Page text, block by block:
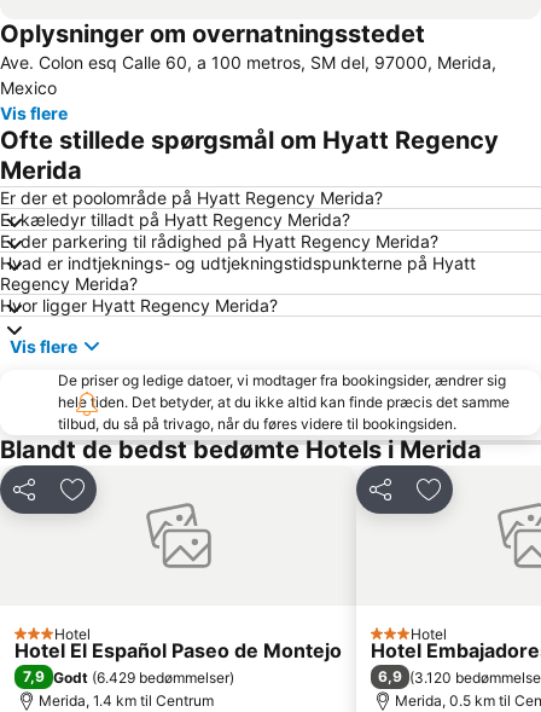
Oplysninger om overnatningsstedet
Ave. Colon esq Calle 60, a 100 metros, SM del, 97000, Merida,
Mexico
Vis flere
Ofte stillede spørgsmål om Hyatt Regency
Merida
Er der et poolområde på Hyatt Regency Merida?
Er kæledyr tilladt på Hyatt Regency Merida?
Er der parkering til rådighed på Hyatt Regency Merida?
Hvad er indtjeknings- og udtjekningstidspunkterne på Hyatt
Regency Merida?
Hvor ligger Hyatt Regency Merida?
Vis flere
De priser og ledige datoer, vi modtager fra bookingsider, ændrer sig
hele tiden. Det betyder, at du ikke altid kan finde præcis det samme
tilbud, du så på trivago, når du føres videre til bookingsiden.
Blandt de bedst bedømte Hotels i Merida
Del Føj til favoritter
3 Stjerner
Hotel
Hotel El Español Paseo de Montejo
7,9 Godt (6.429 bedømmelser)
Merida, 1.4 km til Centrum
Del Føj til
3 Stjerner
Hotel
Hotel
6,9 (3.120
Merida, 0.5 km til